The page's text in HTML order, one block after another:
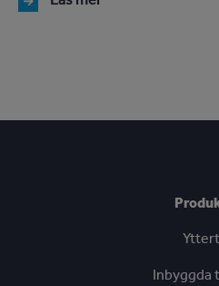
Inbyggda